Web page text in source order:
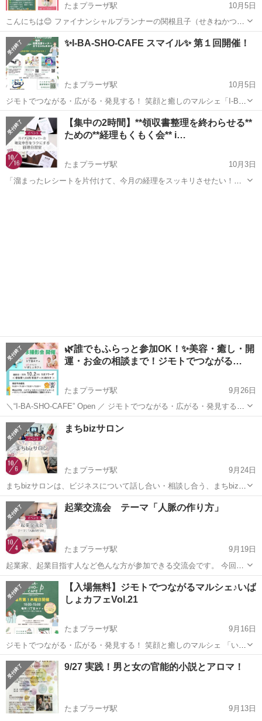
たまプラーザ駅
10月5日
こんにちは😊 ファイナンシャルプランナーの関根且子（せきねかつ
こ）です。 10月28日（火）、「I-BA-SHO-CAFE スマイル」にて 【お
金の個別相談会】を開催します💰✨ 今回は 心電計付き血圧測定会 ...
神奈川 横浜市 ワークショップ
✨I-BA-SHO-CAFE スマイル✨ 第１回開催！
たまプラーザ駅
10月5日
ジモトでつながる・広がる・発見する！ 笑顔と癒しのマルシェ「I-BA-
SHO-CAFE」が新しい形になって登場します😊 これまで毎月第３木曜
日に 「たまプラーザ・3丁目カフェ」さんで21回開催してきた“I-BA-
S...
神奈川 横浜市 たまプラーザ駅 ワークショップ Canva
【集中の2時間】**領収書整理を終わらせる**
ための**経理もくもく会** i…
たまプラーザ駅
10月3日
「溜まったレシートを片付けて、今月の経理をスッキリさせたい！」
🌿誰でもふらっと参加OK！✨美容・癒し・開
運・お金の相談まで！ジモトでつながる…
たまプラーザ駅
9月26日
＼“I-BA-SHO-CAFE” Open ／ ジモトでつながる・広がる・発見する！
笑顔と癒しのマルシェ “いばしょカフェ” どなたも出入り自由！ 交流・
神奈川 横浜市 たまプラーザ駅
まちbizサロン
たまプラーザ駅
9月24日
まちbizサロンは、ビジネスについて話し合い・相談し合う、まちbiz会
員の集いの場です。 ZOOMでもご参加いただけます。 ＜開催概要＞
◆日時 2025/10/6(月)10:00-12:00 ◆場所 まちなかb...
神奈川 横浜市 たまプラーザ駅 ワークショップ
起業交流会 テーマ「人脈の作り方」
たまプラーザ駅
9月19日
起業家、起業目指す人など色んな方が参加できる交流会です。 今回の
テーマは「人脈の作り方」です。 ＜開催概要＞ ◆日時
2025/10/4(土)14:00-15:00 ◆場所 まちなかbizあおば（たまプラーザ
5...
神奈川 横浜市 たまプラーザ駅 ワークショップ
【入場無料】ジモトでつながるマルシェ♪いば
しょカフェVol.21
たまプラーザ駅
9月16日
ジモトでつながる・広がる・発見する！ 笑顔と癒しのマルシェ 「いば
しょカフェ」Vol.21 を開催します✨ 📅 日時：10月2日（木）10:00〜
15:00 📍 会場：3丁目カフェ @3chome_cafe（横浜市...
神奈川 横浜市 たまプラーザ駅 ワークショップ
9/27 実践！男と女の官能的小説とアロマ！
たまプラーザ駅
9月13日